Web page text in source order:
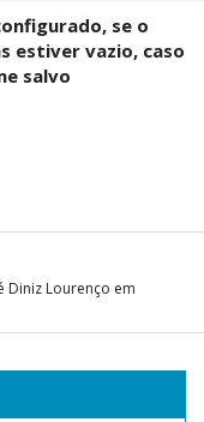
se o
estiver vazio, caso
salvo
Diniz Lourenço em